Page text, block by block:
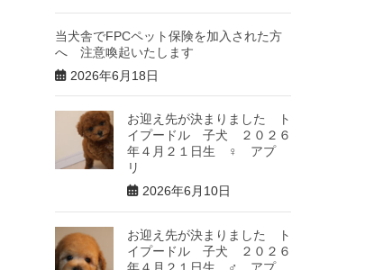
当犬舎でFPCペット保険を加入された方
へ 注意喚起いたします
2026年6月18日
お迎え先が決まりました ト
イプードル 子犬 ２０２６
年４月２１日生 ♀ アプ
リ
2026年6月10日
お迎え先が決まりました ト
イプードル 子犬 ２０２６